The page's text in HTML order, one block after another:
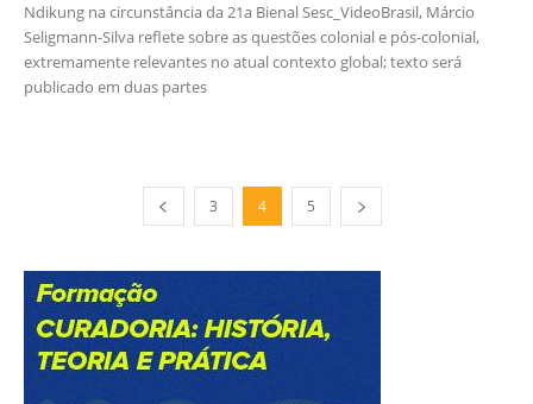
Ndikung na circunstância da 21a Bienal Sesc_VideoBrasil, Márcio
Seligmann-Silva reflete sobre as questões colonial e pós-colonial,
extremamente relevantes no atual contexto global; texto será
publicado em duas partes
3 4 5